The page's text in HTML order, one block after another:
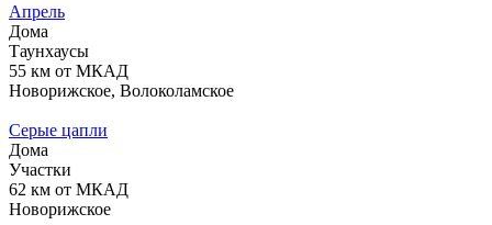
Апрель
Дома
Таунхаусы
55 км от МКАД
Новорижское, Волоколамское
Серые цапли
Дома
Участки
62 км от МКАД
Новорижское